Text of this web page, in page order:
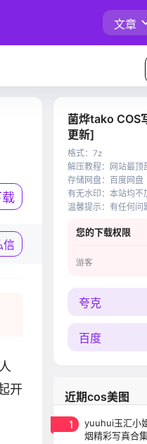
文章
信
开
菌烨tako COS
更新]
格式： 7z
解压教程：
网站最顶
存储网盘： 百度网盘
有无水印 ： 本站均不
温馨提示： 有任何问
您的下载权限
游客
夸克
百度
近期cos美图
1
yuuhui玉汇小
烟精彩写真合